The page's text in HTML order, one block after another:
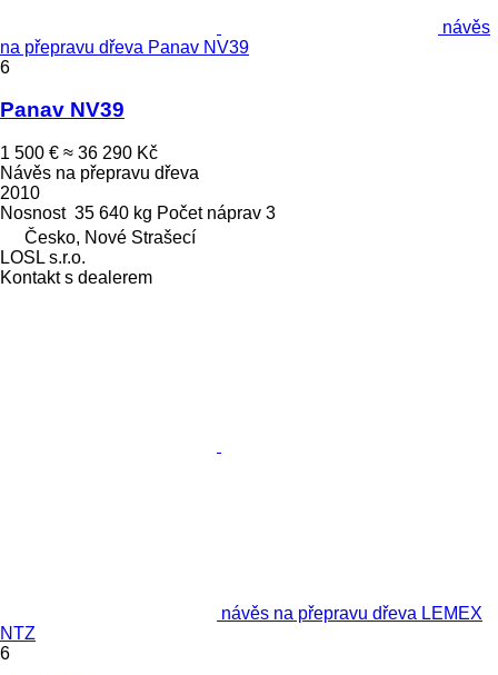
návěs
na přepravu dřeva Panav NV39
6
Panav NV39
1 500 € ≈ 36 290 Kč
Návěs na přepravu dřeva
2010
Nosnost 35 640 kg Počet náprav 3
Česko, Nové Strašecí
LOSL s.r.o.
Kontakt s dealerem
návěs na přepravu dřeva LEMEX
NTZ
6